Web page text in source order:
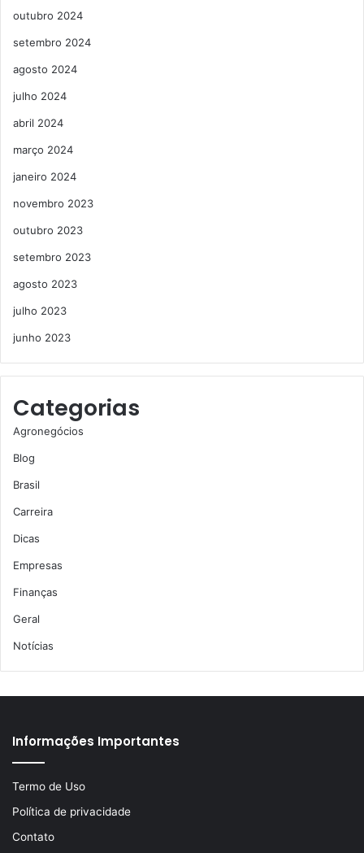
outubro 2024
setembro 2024
agosto 2024
julho 2024
abril 2024
março 2024
janeiro 2024
novembro 2023
outubro 2023
setembro 2023
agosto 2023
julho 2023
junho 2023
Categorias
Agronegócios
Blog
Brasil
Carreira
Dicas
Empresas
Finanças
Geral
Notícias
Informações Importantes
Termo de Uso
Política de privacidade
Contato